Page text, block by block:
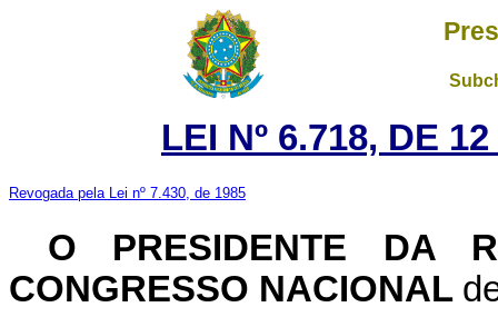
LEI Nº 6.718, DE
Revogada pela Lei nº 7.430, de 1985
O PRESIDENTE DA
CONGRESSO NACIONAL